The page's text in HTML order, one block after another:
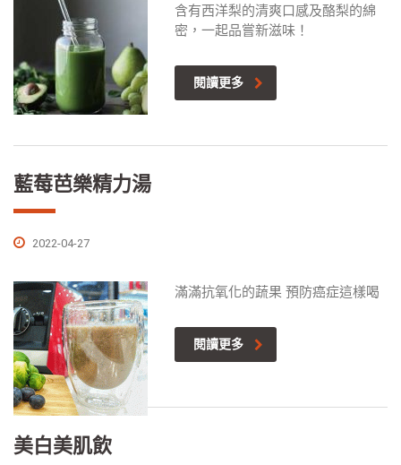
含有西洋梨的清爽口感及酪梨的綿
密，一起品嘗新滋味！
閱讀更多
藍莓芭樂精力湯
2022-04-27
滿滿抗氧化的蔬果 預防癌症這樣喝
閱讀更多
美白美肌飲